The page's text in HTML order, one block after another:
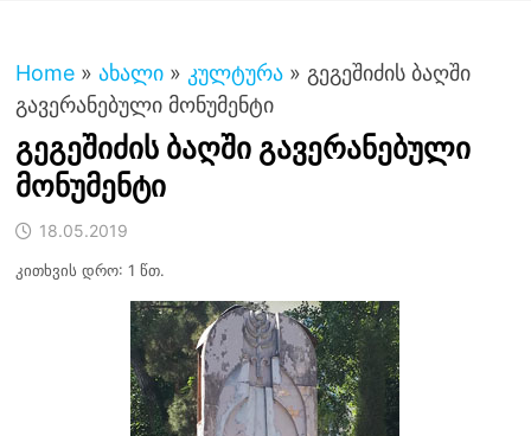
Home » ახალი » კულტურა » გეგეშიძის ბაღში
გავერანებული მონუმენტი
გეგეშიძის ბაღში გავერანებული
მონუმენტი
18.05.2019
კითხვის დრო: 1 წთ.